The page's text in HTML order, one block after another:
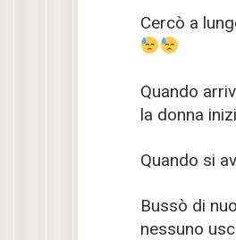
Cercò a
Quando
la donna
Quando si
Bussò di
nessuno